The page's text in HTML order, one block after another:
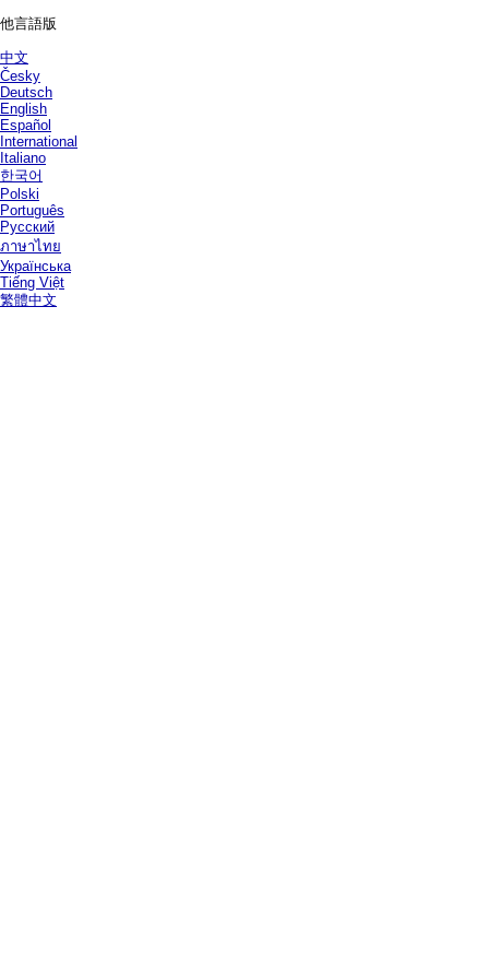
他言語版
中文
Česky
Deutsch
English
Español
International
Italiano
한국어
Polski
Português
Русский
ภาษาไทย
Українська
Tiếng Việt
繁體中文